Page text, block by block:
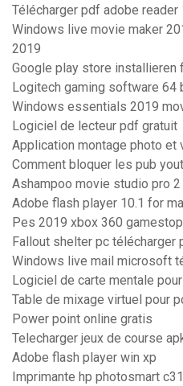
Télécharger pdf adobe reader
Windows live movie maker
2019
Google play store installieren
Logitech gaming software 64
Windows essentials 2019
Logiciel de lecteur pdf gratuit
Application montage photo et
Comment bloquer les pub
Ashampoo movie studio pro
Adobe flash player 10.1 for
Pes 2019 xbox 360 gamestop
Fallout shelter pc télécharger
Windows live mail microsoft
Logiciel de carte mentale
Table de mixage virtuel pour
Power point online gratis
Telecharger jeux de course
Adobe flash player win xp
Imprimante hp photosmart